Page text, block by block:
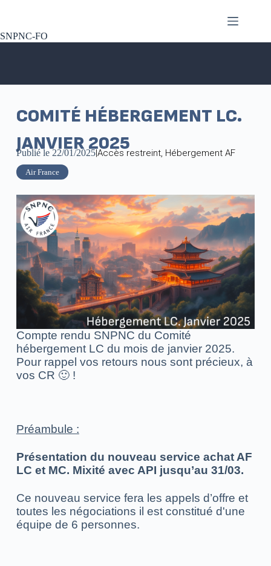
SNPNC-FO
COMITÉ HÉBERGEMENT LC.
JANVIER 2025
Publié le 22/01/2025|Accès restreint, Hébergement AF
Air France
Compte rendu SNPNC du Comité
hébergement LC du mois de janvier 2025.
Pour rappel vos retours nous sont précieux, à
vos CR 🙂 !
Préambule :
Présentation du nouveau service achat AF
LC et MC. Mixité avec API jusqu’au 31/03.
Ce nouveau service fera les appels d’offre et
toutes les négociations il est constitué d'une
équipe de 6 personnes.